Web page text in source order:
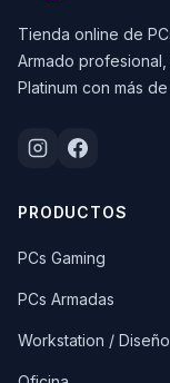
Tienda online de
Armado
Platinum con más
PRODUCTOS
PCs Gaming
PCs Armadas
Workstation / Diseño